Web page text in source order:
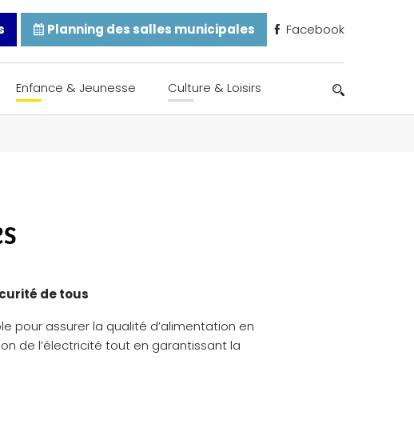
Planning des salles municipales Facebook
Enfance & Jeunesse Culture & Loisirs
de tous
pour assurer la qualité d’alimentation en
de l’électricité tout en garantissant la